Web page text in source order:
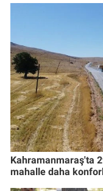
Kahramanmaraş'ta
mahalle daha